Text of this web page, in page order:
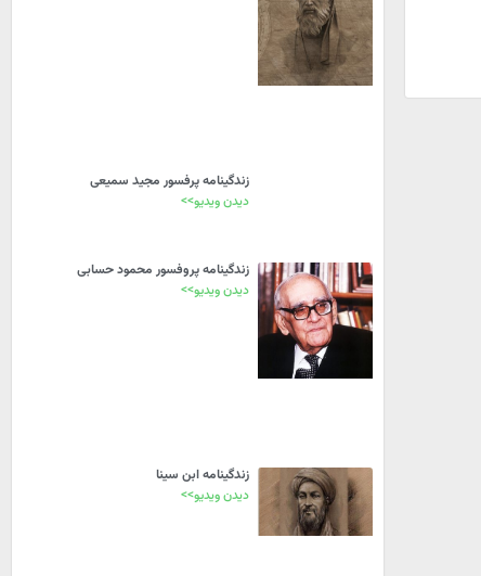
زندگینامه پرفسور مجید سمیعی
دیدن ویدیو>>
زندگینامه پروفسور محمود حسابی
دیدن ویدیو>>
زندگینامه ابن سینا
دیدن ویدیو>>